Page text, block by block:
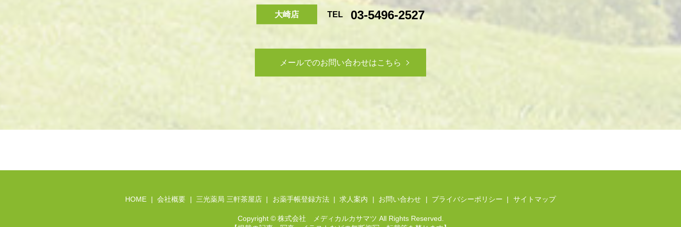
大崎店 TEL 03-5496-2527
メールでのお問い合わせはこちら
HOME 会社概要 三光薬局 三軒茶屋店 お薬手帳登録方法 求人案内 お問い合わせ プライバシーポリシー サイトマップ
Copyright © 株式会社 メディカルカサマツ All Rights Reserved.